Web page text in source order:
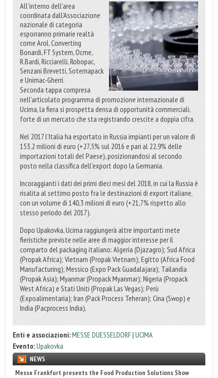
All’interno dell’area
coordinata dall’Associazione
nazionale di categoria
esporranno primarie realtà
come Arol, Converting
Bonardi, FT System, Ocme,
R.Bardi, Ricciarelli, Robopac,
Senzani Brevetti, Sotemapack
e Unimac-Gherri.
Seconda tappa compresa
nell’articolato programma di promozione internazionale di
Ucima, la fiera si prospetta densa di opportunità commerciali,
forte di un mercato che sta registrando crescite a doppia cifra.
Nel 2017 l’Italia ha esportato in Russia impianti per un valore di
153,2 milioni di euro (+27,5% sul 2016 e pari al 22,9% delle
importazioni totali del Paese), posizionandosi al secondo
posto nella classifica dell’export dopo la Germania.
Incoraggianti i dati dei primi dieci mesi del 2018, in cui la Russia è
risalita al settimo posto fra le destinazioni di export italiane,
con un volume di 140,3 milioni di euro (+21,7% rispetto allo
stesso periodo del 2017).
Dopo Upakovka, Ucima raggiungerà altre importanti mete
fieristiche previste nelle aree di maggior interesse per il
comparto del packaging italiano: Algeria (Djazagro); Sud Africa
(Propak Africa); Vietnam (Propak Vietnam); Egitto (Africa Food
Manufacturing); Messico (Expo Pack Guadalajara); Tailandia
(Propak Asia); Myanmar (Propack Myanmar); Nigeria (Propack
West Africa) e Stati Uniti (Propak Las Vegas); Perù
(Expoalimentaria); Iran (Pack Process Teheran); Cina (Swop) e
India (Pacprocess India).
Enti e associazioni:MESSE DUESSELDORF| UCIMA
Evento:Upakovka
NEWS
Messe Frankfurt presents the Food Production Solutions Show
Sun Chemical secures RecyClass Flexible Packaging certification